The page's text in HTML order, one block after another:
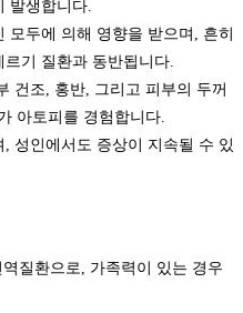
발생합니다.
모두에 의해 영향을 받으며, 흔히
기 질환과 동반됩니다.
건조, 홍반, 그리고 피부의 두꺼
아토피를 경험합니다.
성인에서도 증상이 지속될 수 있
질환으로, 가족력이 있는 경우